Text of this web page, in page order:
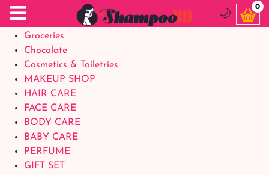
Food Supplements
Baby Foods
Groceries
Chocolate
Cosmetics & Toiletries
MAKEUP SHOP
HAIR CARE
FACE CARE
BODY CARE
BABY CARE
PERFUME
GIFT SET
🌙
0